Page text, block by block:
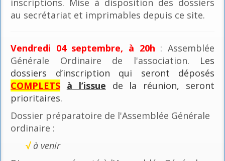
inscriptions. Mise à disposition des dossiers
au secrétariat et imprimables depuis ce site.
Vendredi 04 septembre, à 20h : Assemblée
Générale Ordinaire de l'association. Les
dossiers d’inscription qui seront déposés
COMPLETS à l’issue de la réunion, seront
prioritaires.
Dossier préparatoire de l'Assemblée Générale
ordinaire :
√ à venir